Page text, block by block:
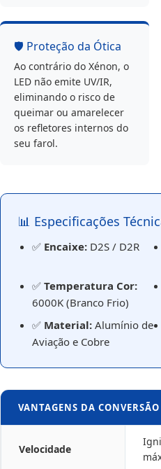
🛡️ Proteção da Ótica
Ao contrário do Xénon, o
LED não emite UV/IR,
eliminando o risco de
queimar ou amarelecer
os refletores internos do
seu farol.
📊 Especificações
✅ Encaixe: D2S / D2R
✅ Temperatura Cor:
6000K (Branco Frio)
✅ Material: Alumínio de
Aviação e Cobre
VANTAGENS DA
Velocidade